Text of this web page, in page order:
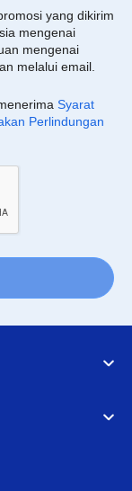
yang dikirim
mengenai
mengenai
melalui email.
Syarat
Perlindungan